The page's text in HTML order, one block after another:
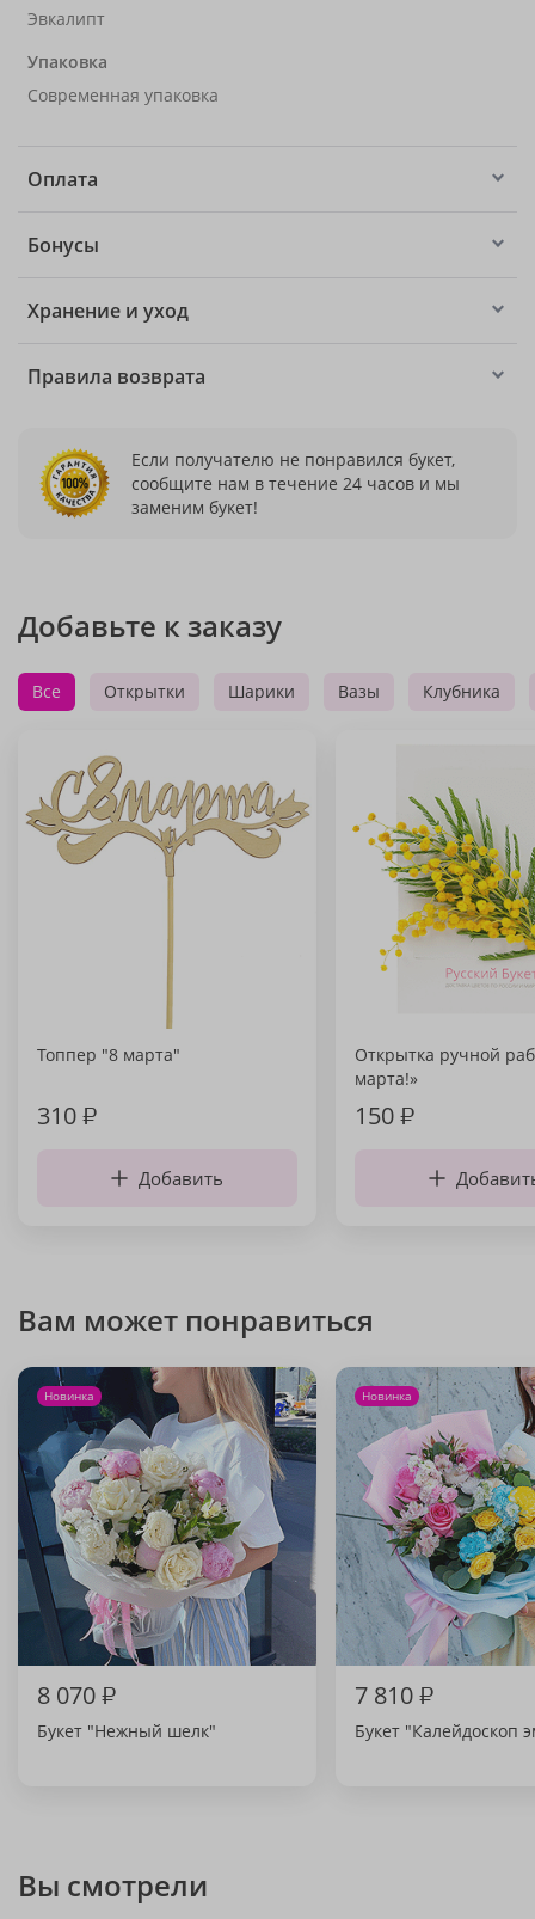
Эвкалипт
Упаковка
Современная упаковка
Оплата
Бонусы
Хранение и уход
Правила возврата
Если получателю не понравился букет,
сообщите нам в течение 24 часов и мы
заменим букет!
Добавьте к заказу
Все Открытки Шарики Вазы Клубника
Топпер "8 марта"
310₽
Добавить
Открытка ручной
марта!»
150₽
Вам может понравиться
Новинка
8 070₽
Букет "Нежный шелк"
Новинка
7 810₽
Букет "Калейдоскоп
Вы смотрели